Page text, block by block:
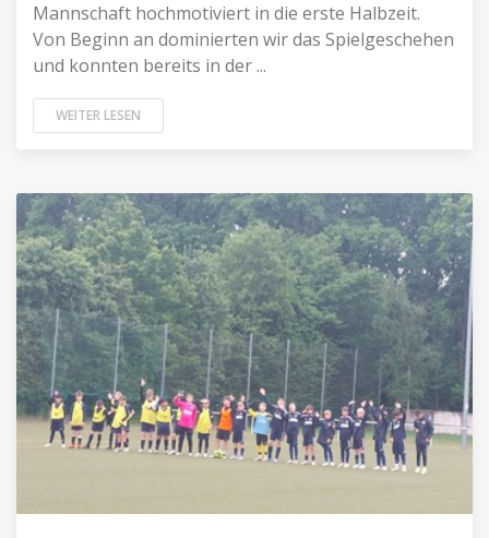
Mannschaft hochmotiviert in die erste Halbzeit.
Von Beginn an dominierten wir das Spielgeschehen
und konnten bereits in der ...
WEITER LESEN